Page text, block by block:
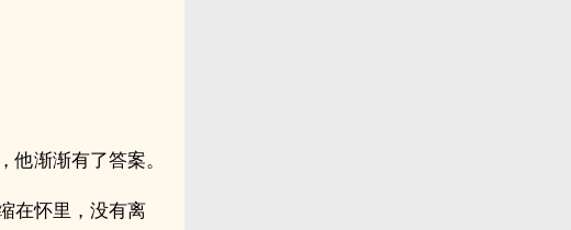
渐渐有了答案。
在怀里，没有离